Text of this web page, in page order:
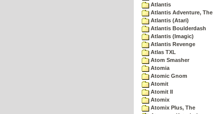
Atlantis
Atlantis Adventure, The
Atlantis (Atari)
Atlantis Boulderdash
Atlantis (Imagic)
Atlantis Revenge
Atlas TXL
Atom Smasher
Atomia
Atomic Gnom
Atomit
Atomit II
Atomix
Atomix Plus, The